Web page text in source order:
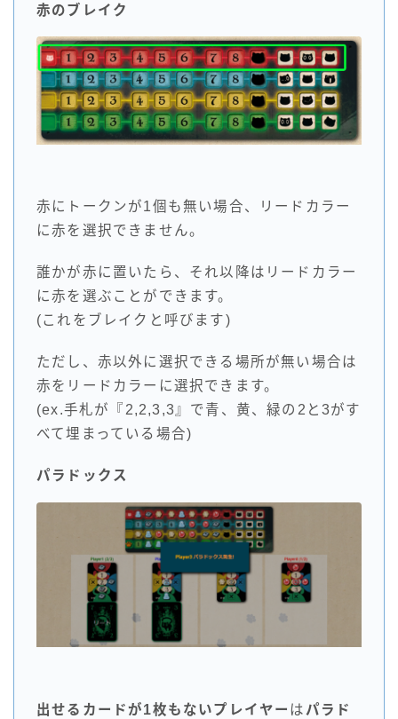
赤のブレイク
赤にトークンが1個も無い場合、リードカラー
に赤を選択できません。
誰かが赤に置いたら、それ以降はリードカラー
に赤を選ぶことができます。
(これをブレイクと呼びます)
ただし、赤以外に選択できる場所が無い場合は
赤をリードカラーに選択できます。
(ex.手札が『2,2,3,3』で青、黄、緑の2と3がす
べて埋まっている場合)
パラドックス
出せるカードが1枚もないプレイヤー は パラド